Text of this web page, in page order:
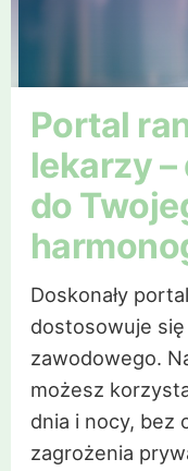
Portal
lekarzy
do
Doskonały
dostosowuje
zawodowego.
możesz
dnia i nocy, bez
zagrożenia